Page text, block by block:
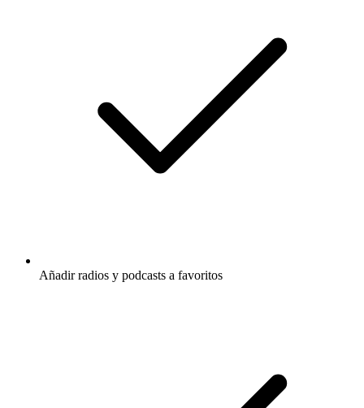
Añadir radios y podcasts a favoritos